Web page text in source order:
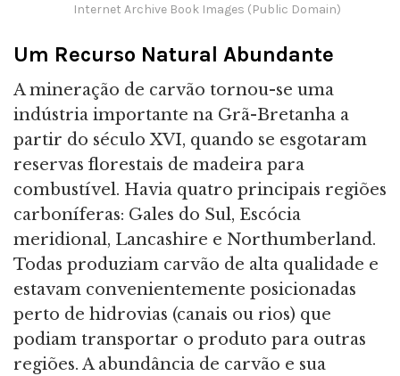
Internet Archive Book Images (Public Domain)
Um Recurso Natural Abundante
A mineração de carvão tornou-se uma
indústria importante na Grã-Bretanha a
partir do século XVI, quando se esgotaram
reservas florestais de madeira para
combustível. Havia quatro principais regiões
carboníferas: Gales do Sul, Escócia
meridional, Lancashire e Northumberland.
Todas produziam carvão de alta qualidade e
estavam convenientemente posicionadas
perto de hidrovias (canais ou rios) que
podiam transportar o produto para outras
regiões. A abundância de carvão e sua